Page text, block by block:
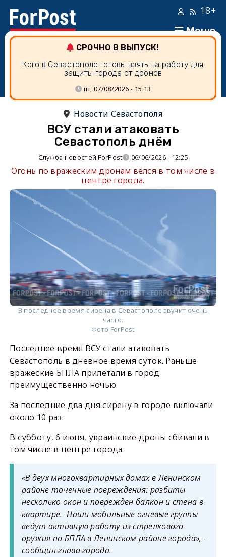
Меню
18+
СРОЧНО В ВЫПУСК!
Кого в Севастополе готовы взять на работу для
защиты города от дронов
пт, 07/08/2026 - 15:13
Новости Севастополя
ВСУ стали атаковать
Севастополь днём
Служба новостей ForPost 06/06/2026 - 12:25
Огонь по вражеским дронам вёлся в том числе в
центре города.
В последнее время сирена в Севастополе звучит очень
часто.
Фото:ForPost
Последнее время ВСУ стали атаковать
Севастополь в дневное время суток. Раньше
вражеские БПЛА прилетали в город
преимущественно ночью.
За последние два дня сирену в городе включали
около 10 раз.
В субботу, 6 июня, украинские дроны сбивали в
том числе в центре города.
«В двух многоквартирных домах в Ленинском
районе точечные повреждения: разбиты
несколько окон и поврежден балкон и стена в
квартире. Наши мобильные огневые группы
ведут активную работу из стрелкового
оружия по БПЛА в Ленинском районе города», -
сообщил глава города.